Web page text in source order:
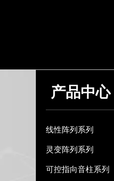
产品中心
线性阵列系列
灵变阵列系列
可控指向音柱系列